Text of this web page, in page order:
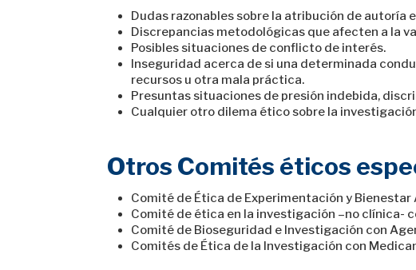
Dudas razonables sobre la atribución de autoría
Discrepancias metodológicas que afecten a la
Posibles situaciones de conflicto de interés.
Inseguridad acerca de si una determinada
recursos u otra mala práctica.
Presuntas situaciones de presión indebida,
Cualquier otro dilema ético sobre la
Otros Comités éticos
Comité de Ética de Experimentación y Bienestar
Comité de ética en la investigación –no clínica-
Comité de Bioseguridad e Investigación con
Comités de Ética de la Investigación con